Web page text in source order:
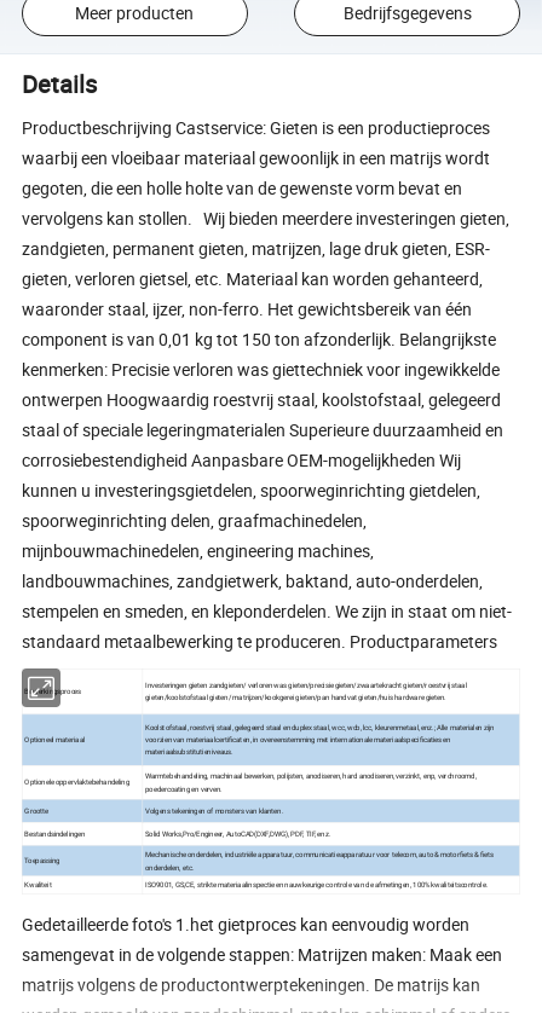
Meer producten Bedrijfsgegevens
Details
Productbeschrijving Castservice: Gieten is een productieproces
waarbij een vloeibaar materiaal gewoonlijk in een matrijs wordt
gegoten, die een holle holte van de gewenste vorm bevat en
vervolgens kan stollen. Wij bieden meerdere investeringen gieten,
zandgieten, permanent gieten, matrijzen, lage druk gieten, ESR-
gieten, verloren gietsel, etc. Materiaal kan worden gehanteerd,
waaronder staal, ijzer, non-ferro. Het gewichtsbereik van één
component is van 0,01 kg tot 150 ton afzonderlijk. Belangrijkste
kenmerken: Precisie verloren was giettechniek voor ingewikkelde
ontwerpen Hoogwaardig roestvrij staal, koolstofstaal, gelegeerd
staal of speciale legeringmaterialen Superieure duurzaamheid en
corrosiebestendigheid Aanpasbare OEM-mogelijkheden Wij
kunnen u investeringsgietdelen, spoorweginrichting gietdelen,
spoorweginrichting delen, graafmachinedelen,
mijnbouwmachinedelen, engineering machines,
landbouwmachines, zandgietwerk, baktand, auto-onderdelen,
stempelen en smeden, en kleponderdelen. We zijn in staat om niet-
standaard metaalbewerking te produceren. Productparameters
Bewerkingsproces
Investeringen gieten zandgieten/ verloren was gieten/precisie gieten/zwaartekracht gieten/roestvrij staal
gieten/koolstofstaal gieten/ matrijzen/kookgerei gieten/pan handvat gieten/huis hardware gieten.
Optioneel materiaal
Koolstofstaal, roestvrij staal, gelegeerd staal en duplex staal, wcc, wcb, lcc, kleurenmetaal, enz.; Alle materialen zijn
voorzien van materiaalcertificaten, in overeenstemming met internationale materiaalspecificaties en
materiaalsubstitutieniveaus.
Optionele oppervlaktebehandeling
Warmtebehandeling, machinaal bewerken, polijsten, anodiseren, hard anodiseren, verzinkt, enp, verchroomd,
poedercoating en verven.
Grootte Volgens tekeningen of monsters van klanten.
Bestandsindelingen Solid Works,Pro/Engineer, AutoCAD(DXF,DWG), PDF, TIF, enz.
Toepassing
Mechanische onderdelen, industriële apparatuur, communicatieapparatuur voor telecom, auto & motorfiets & fiets
onderdelen, etc.
Kwaliteit ISO9001, GS,CE, strikte materiaalinspectie en nauwkeurige controle van de afmetingen, 100% kwaliteitscontrole.
Gedetailleerde foto's 1.het gietproces kan eenvoudig worden
samengevat in de volgende stappen: Matrijzen maken: Maak een
matrijs volgens de productontwerptekeningen. De matrijs kan